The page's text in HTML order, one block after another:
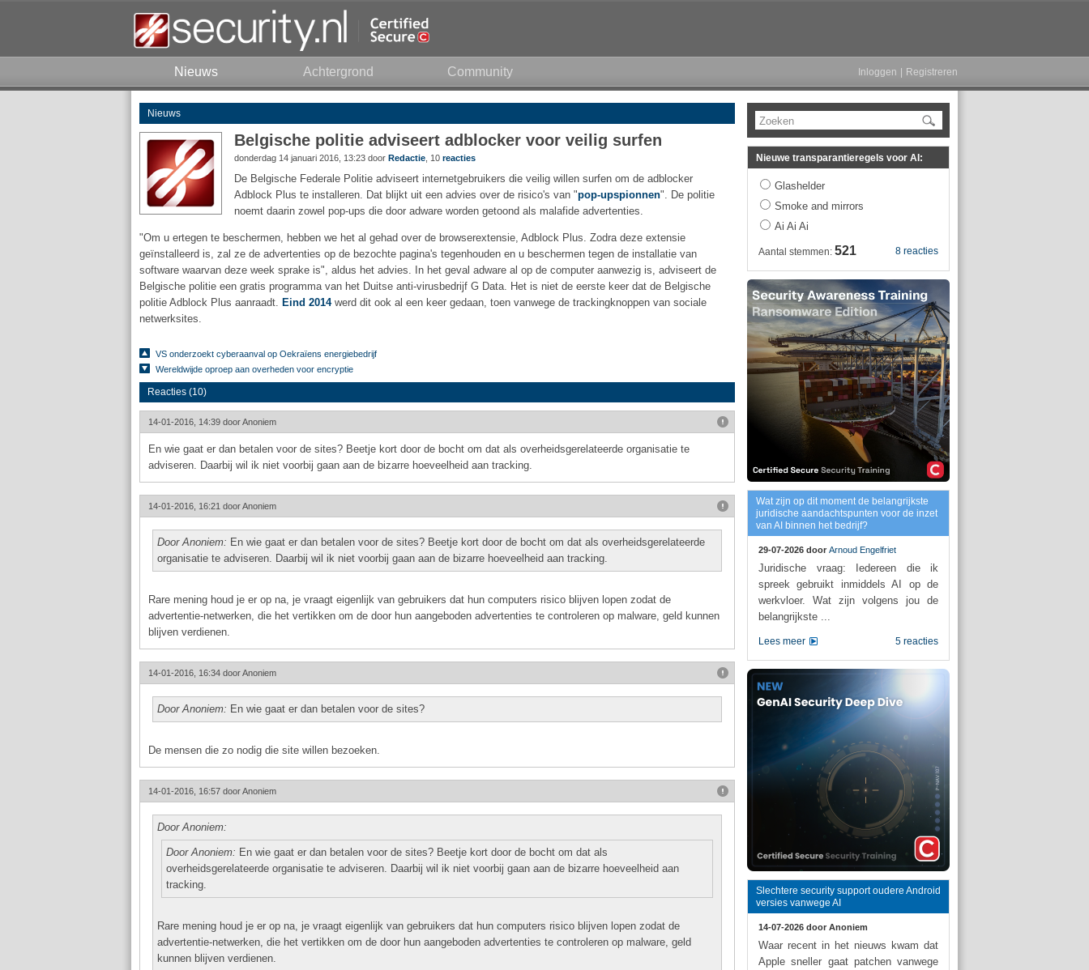
Nieuws Achtergrond Community Inloggen Registreren
Nieuws
Belgische politie adviseert adblocker voor veilig surfen
donderdag 14 januari 2016, 13:23 door Redactie , 10 reacties
De Belgische Federale Politie adviseert internetgebruikers die veilig willen surfen om de adblocker
Adblock Plus te installeren. Dat blijkt uit een advies over de risico's van "pop-upspionnen". De politie
noemt daarin zowel pop-ups die door adware worden getoond als malafide advertenties.
"Om u ertegen te beschermen, hebben we het al gehad over de browserextensie, Adblock Plus. Zodra deze extensie
geïnstalleerd is, zal ze de advertenties op de bezochte pagina's tegenhouden en u beschermen tegen de installatie van
software waarvan deze week sprake is", aldus het advies. In het geval adware al op de computer aanwezig is, adviseert de
Belgische politie een gratis programma van het Duitse anti-virusbedrijf G Data. Het is niet de eerste keer dat de Belgische
politie Adblock Plus aanraadt. Eind 2014werd dit ook al een keer gedaan, toen vanwege de trackingknoppen van sociale
netwerksites.
VS onderzoekt cyberaanval op Oekraïens energiebedrijf
Wereldwijde oproep aan overheden voor encryptie
Reacties (10)
14-01-2016, 14:39 doorAnoniem
En wie gaat er dan betalen voor de sites? Beetje kort door de bocht om dat als overheidsgerelateerde organisatie te
adviseren. Daarbij wil ik niet voorbij gaan aan de bizarre hoeveelheid aan tracking.
14-01-2016, 16:21 doorAnoniem
Door Anoniem: En wie gaat er dan betalen voor de sites? Beetje kort door de bocht om dat als overheidsgerelateerde
organisatie te adviseren. Daarbij wil ik niet voorbij gaan aan de bizarre hoeveelheid aan tracking.
Rare mening houd je er op na, je vraagt eigenlijk van gebruikers dat hun computers risico blijven lopen zodat de
advertentie-netwerken, die het vertikken om de door hun aangeboden advertenties te controleren op malware, geld kunnen
blijven verdienen.
14-01-2016, 16:34 doorAnoniem
Door Anoniem: En wie gaat er dan betalen voor de sites?
De mensen die zo nodig die site willen bezoeken.
14-01-2016, 16:57 doorAnoniem
Door Anoniem:
Door Anoniem: En wie gaat er dan betalen voor de sites? Beetje kort door de bocht om dat als
overheidsgerelateerde organisatie te adviseren. Daarbij wil ik niet voorbij gaan aan de bizarre hoeveelheid aan
tracking.
Rare mening houd je er op na, je vraagt eigenlijk van gebruikers dat hun computers risico blijven lopen zodat de
advertentie-netwerken, die het vertikken om de door hun aangeboden advertenties te controleren op malware, geld
kunnen blijven verdienen.
Zoeken
Nieuwe transparantieregels voor AI:
Glashelder
Smoke and mirrors
Ai Ai Ai
8 reacties
Aantal stemmen: 521
Wat zijn op dit moment de belangrijkste
juridische aandachtspunten voor de inzet
van AI binnen het bedrijf?
29-07-2026 door Arnoud Engelfriet
Juridische vraag: Iedereen die ik
spreek gebruikt inmiddels AI op de
werkvloer. Wat zijn volgens jou de
belangrijkste ...
5 reacties
Lees meer
Slechtere security support oudere Android
versies vanwege AI
14-07-2026 door Anoniem
Waar recent in het nieuws kwam dat
Apple sneller gaat patchen vanwege